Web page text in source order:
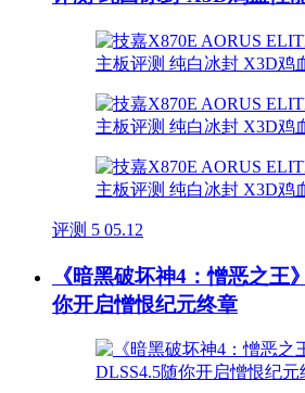
评测 5 05.12
《暗黑破坏神4：憎恶之王
你开启憎恨纪元终章